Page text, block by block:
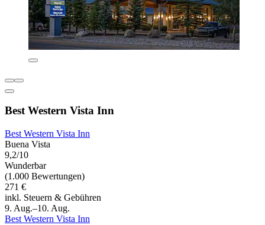
Best Western Vista Inn
Best Western Vista Inn
Buena Vista
9,2/10
Wunderbar
(1.000 Bewertungen)
271 €
inkl. Steuern & Gebühren
9. Aug.–10. Aug.
Best Western Vista Inn